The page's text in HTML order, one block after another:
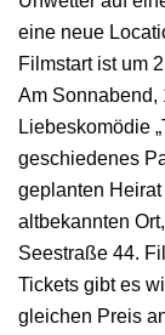
eine neue
Filmstart ist um
Am Sonnabend,
Liebeskomödie
geschiedenes
geplanten
altbekannten
Seestraße 44.
Tickets gibt es
gleichen Preis